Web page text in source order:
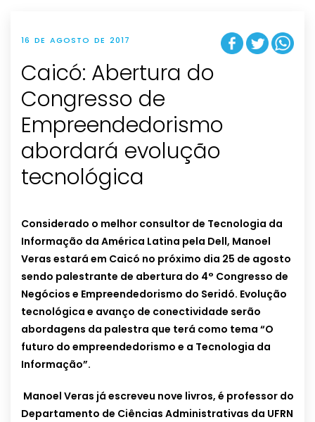
16 DE AGOSTO DE 2017
Caicó: Abertura do
Congresso de
Empreendedorismo
abordará evolução
tecnológica
Considerado o melhor consultor de Tecnologia da
Informação da América Latina pela Dell, Manoel
Veras estará em Caicó no próximo dia 25 de agosto
sendo palestrante de abertura do 4° Congresso de
Negócios e Empreendedorismo do Seridó. Evolução
tecnológica e avanço de conectividade serão
abordagens da palestra que terá como tema “O
futuro do empreendedorismo e a Tecnologia da
Informação”.
Manoel Veras já escreveu nove livros, é professor do
Departamento de Ciências Administrativas da UFRN